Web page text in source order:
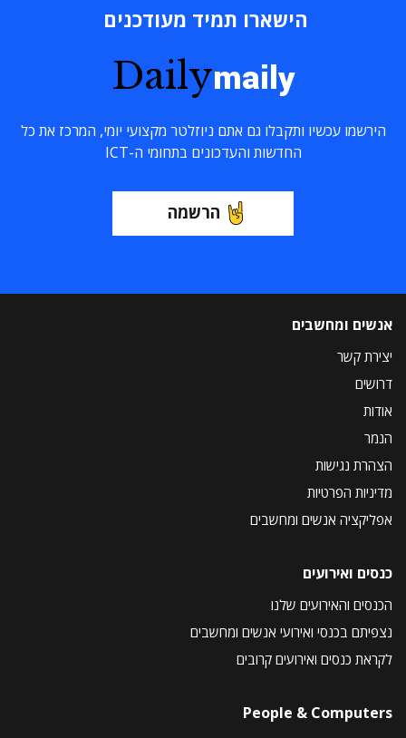
הישארו תמיד מעודכנים
Dailymaily
הירשמו עכשיו ותקבלו גם אתם ניוזלטר מקצועי יומי, המרכז את כל
החדשות והעדכונים בתחומי ה-ICT
הרשמה
אנשים ומחשבים
יצירת קשר
דרושים
אודות
הנמר
הצהרת נגישות
מדיניות הפרטיות
אפליקציה אנשים ומחשבים
כנסים ואירועים
הכנסים והאירועים שלנו
נצפיתם בכנסי ואירועי אנשים ומחשבים
לקראת כנסים ואירועים קרובים
People & Computers